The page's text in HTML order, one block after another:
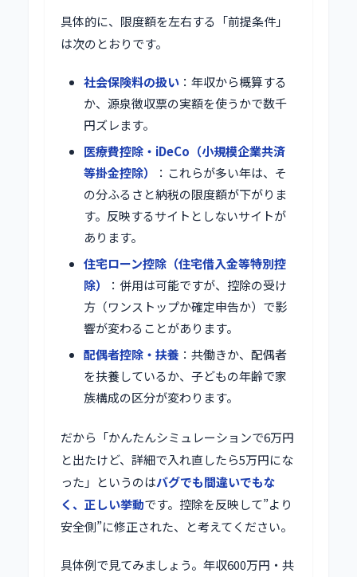
具体的に、限度額を左右する「前提条件」
は次のとおりです。
社会保険料の扱い ：年収から概算する
か、源泉徴収票の実額を使うかで数千
円ズレます。
医療費控除・iDeCo（小規模企業共済
等掛金控除）
：これらが多い年は、そ
の分ふるさと納税の限度額が下がりま
す。反映するサイトとしないサイトが
あります。
住宅ローン控除（住宅借入金等特別控
除）
：併用は可能ですが、控除の受け
方（ワンストップか確定申告か）で影
響が変わることがあります。
配偶者控除・扶養 ：共働きか、配偶者
を扶養しているか、子どもの年齢で家
族構成の区分が変わります。
だから「かんたんシミュレーションで6万円
と出たけど、詳細で入れ直したら5万円にな
った」というのはバグでも間違いでもな
く、正しい挙動です。控除を反映して”より
安全側”に修正された、と考えてください。
具体例で見てみましょう。年収600万円・共